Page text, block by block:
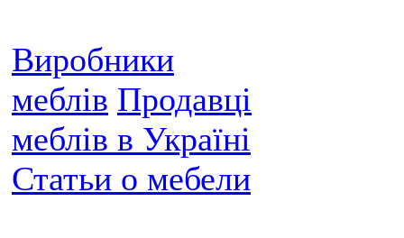
Виробники
меблів Продавці
меблів в Україні
Статьи о мебели